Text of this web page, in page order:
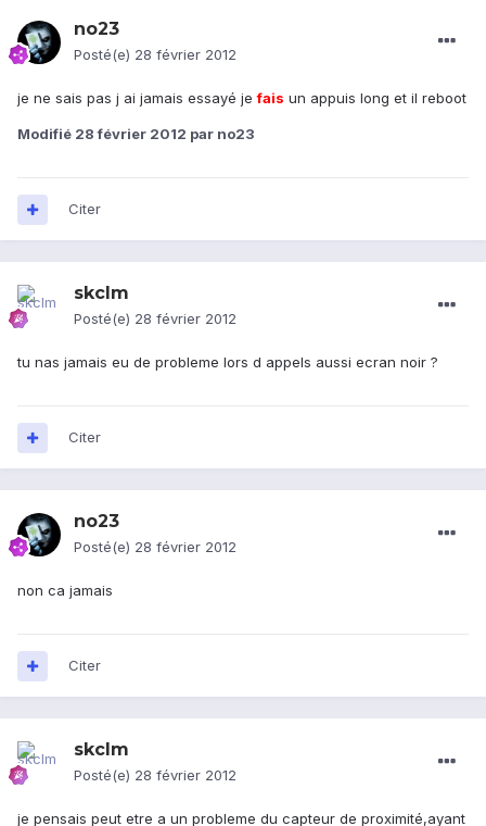
no23
Posté(e) 28 février 2012
je ne sais pas j ai jamais essayé jefais un appuis long et il reboot
Modifié 28 février 2012 par no23
Citer
skclm
Posté(e) 28 février 2012
tu nas jamais eu de probleme lors d appels aussi ecran noir ?
Citer
no23
Posté(e) 28 février 2012
non ca jamais
Citer
skclm
Posté(e) 28 février 2012
je pensais peut etre a un probleme du capteur de proximité,ayant